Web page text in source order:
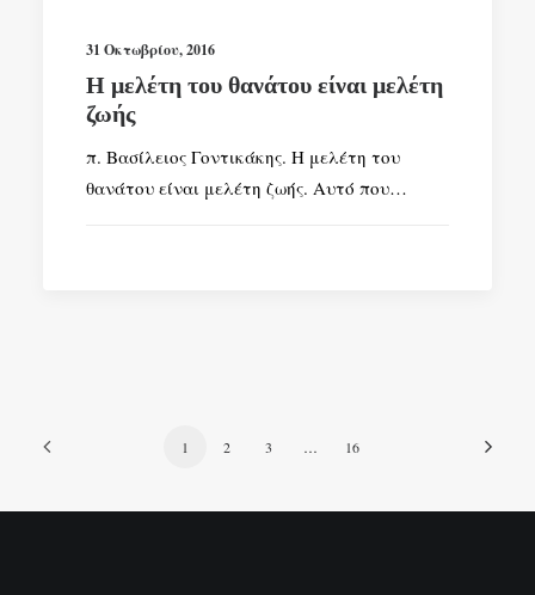
31 Οκτωβρίου, 2016
Η μελέτη του θανάτου είναι μελέτη
ζωής
π. Βασίλειος Γοντικάκης. Η μελέτη του
θανάτου είναι μελέτη ζωής. Αυτό που…
1 2 3 … 16